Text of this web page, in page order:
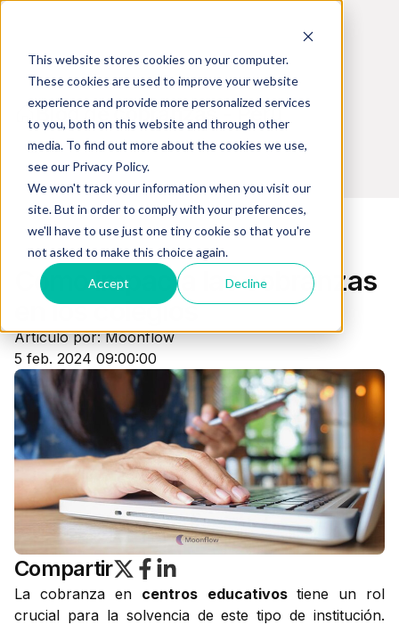
This website stores cookies on your computer.
These cookies are used to improve your website
experience and provide more personalized services
to you, both on this website and through other
media. To find out more about the cookies we use,
see our Privacy Policy.
We won't track your information when you visit our
site. But in order to comply with your preferences,
we'll have to use just one tiny cookie so that you're
not asked to make this choice again.
Accept Decline
Blog de cobranzas - Perú
Educación (Sector)
Cómo impacta las cobranzas
en los colegios
Artículo por: Moonflow
5 feb. 2024 09:00:00
Compartir
La cobranza en centros educativos tiene un rol
crucial para la solvencia de este tipo de institución.